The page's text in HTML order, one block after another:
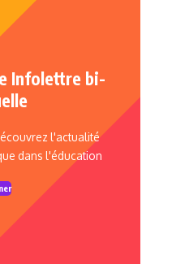
Infolettre bi-
l'actualité
dans l'éducation